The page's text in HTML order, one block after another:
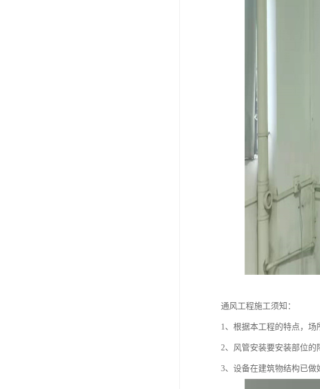
通风工程施工须知：
1、根据本工程的特点，场
2、风管安装要安装部位的
3、设备在建筑物结构已做